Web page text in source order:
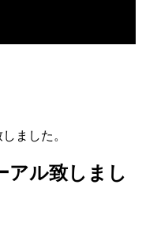
ました。
アル致しまし